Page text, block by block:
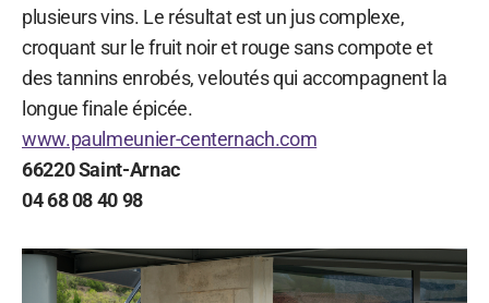
plusieurs vins. Le résultat est un jus complexe,
croquant sur le fruit noir et rouge sans compote et
des tannins enrobés, veloutés qui accompagnent la
longue finale épicée.
www.paulmeunier-centernach.com
66220 Saint-Arnac
04 68 08 40 98